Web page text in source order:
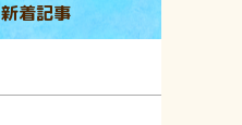
新着記事